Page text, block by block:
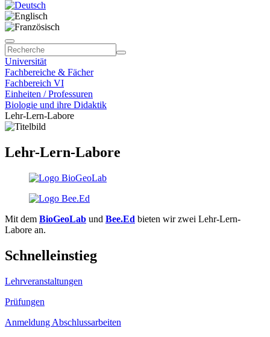
Universität
Fachbereiche & Fächer
Fachbereich VI
Einheiten / Professuren
Biologie und ihre Didaktik
Lehr-Lern-Labore
Lehr-Lern-Labore
Mit dem BioGeoLab und Bee.Ed bieten wir zwei Lehr-Lern-
Labore an.
Schnelleinstieg
Lehrveranstaltungen
Prüfungen
Anmeldung Abschlussarbeiten